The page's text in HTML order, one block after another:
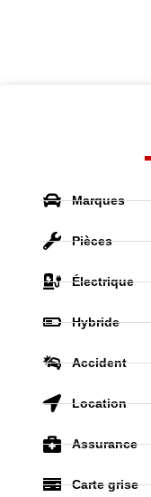
Marques
Pièces
Électrique
Hybride
Accident
Location
Assurance
Carte grise